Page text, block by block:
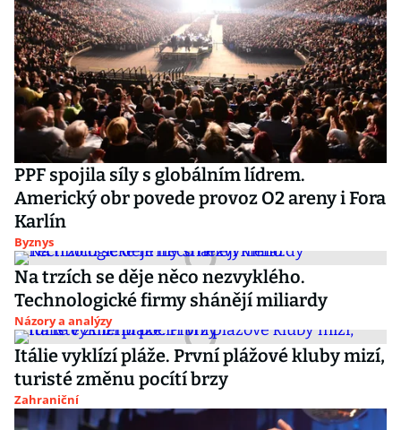
PPF spojila síly s globálním lídrem.
Americký obr povede provoz O2 areny i Fora
Karlín
Byznys
Na trzích se děje něco nezvyklého.
Technologické firmy shánějí miliardy
Názory a analýzy
Itálie vyklízí pláže. První plážové kluby mizí,
turisté změnu pocítí brzy
Zahraniční